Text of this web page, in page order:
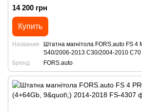
14 200 грн
Купить
Название
Штатна магнітола FORS.auto FS 4
S40/2006-2013 C30/2004-2010 C70
Бренд
FORS.auto